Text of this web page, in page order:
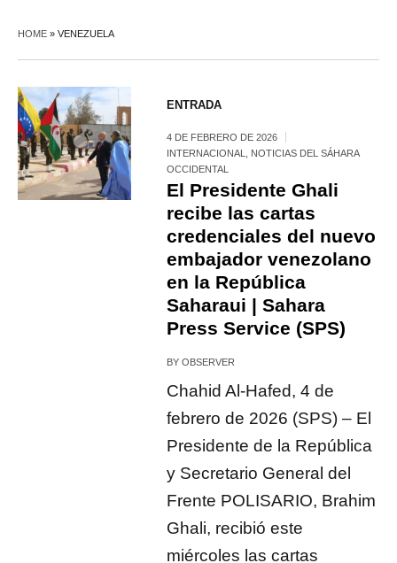
HOME » VENEZUELA
ENTRADA
4 DE FEBRERO DE 2026
INTERNACIONAL
NOTICIAS DEL SÁHARA
OCCIDENTAL
El Presidente Ghali
recibe las cartas
credenciales del nuevo
embajador venezolano
en la República
Saharaui | Sahara
Press Service (SPS)
BYOBSERVER
Chahid Al-Hafed, 4 de
febrero de 2026 (SPS) – El
Presidente de la República
y Secretario General del
Frente POLISARIO, Brahim
Ghali, recibió este
miércoles las cartas